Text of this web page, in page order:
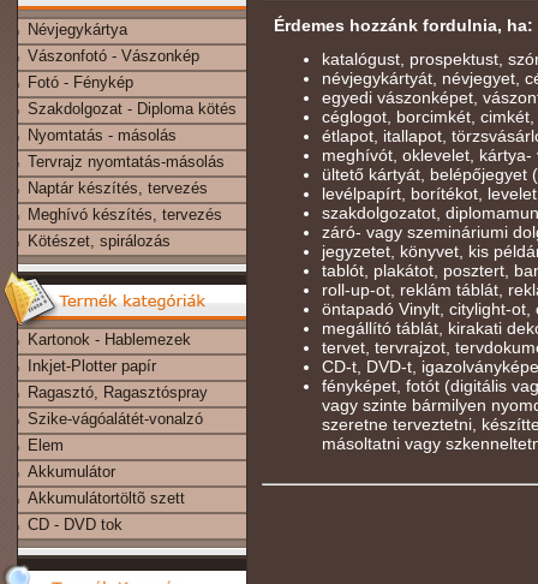
Névjegykártya
Vászonfotó - Vászonkép
Fotó - Fénykép
Szakdolgozat - Diploma kötés
Nyomtatás - másolás
Tervrajz nyomtatás-másolás
Naptár készítés, tervezés
Meghívó készítés, tervezés
Kötészet, spirálozás
Kartonok - Hablemezek
Inkjet-Plotter papír
Ragasztó, Ragasztóspray
Szike-vágóalátét-vonalzó
Elem
Akkumulátor
Akkumulátortöltõ szett
CD - DVD tok
Érdemes hozzánk fordulnia, ha:
katalógust, prospektust,
névjegykártyát, névjegyet,
egyedi vászonképet,
céglogot, borcimkét,
étlapot, itallapot,
meghívót, oklevelet,
ültető kártyát, belépőjegyet
levélpapírt, borítékot,
szakdolgozatot,
záró- vagy szemináriumi
jegyzetet, könyvet, kis
tablót, plakátot, posztert,
roll-up-ot, reklám táblát,
öntapadó Vinylt, citylight-ot,
megállító táblát, kirakati
tervet, tervrajzot,
CD-t, DVD-t,
fényképet, fotót (digitális
vagy szinte bármilyen
szeretne terveztetni,
másoltatni vagy